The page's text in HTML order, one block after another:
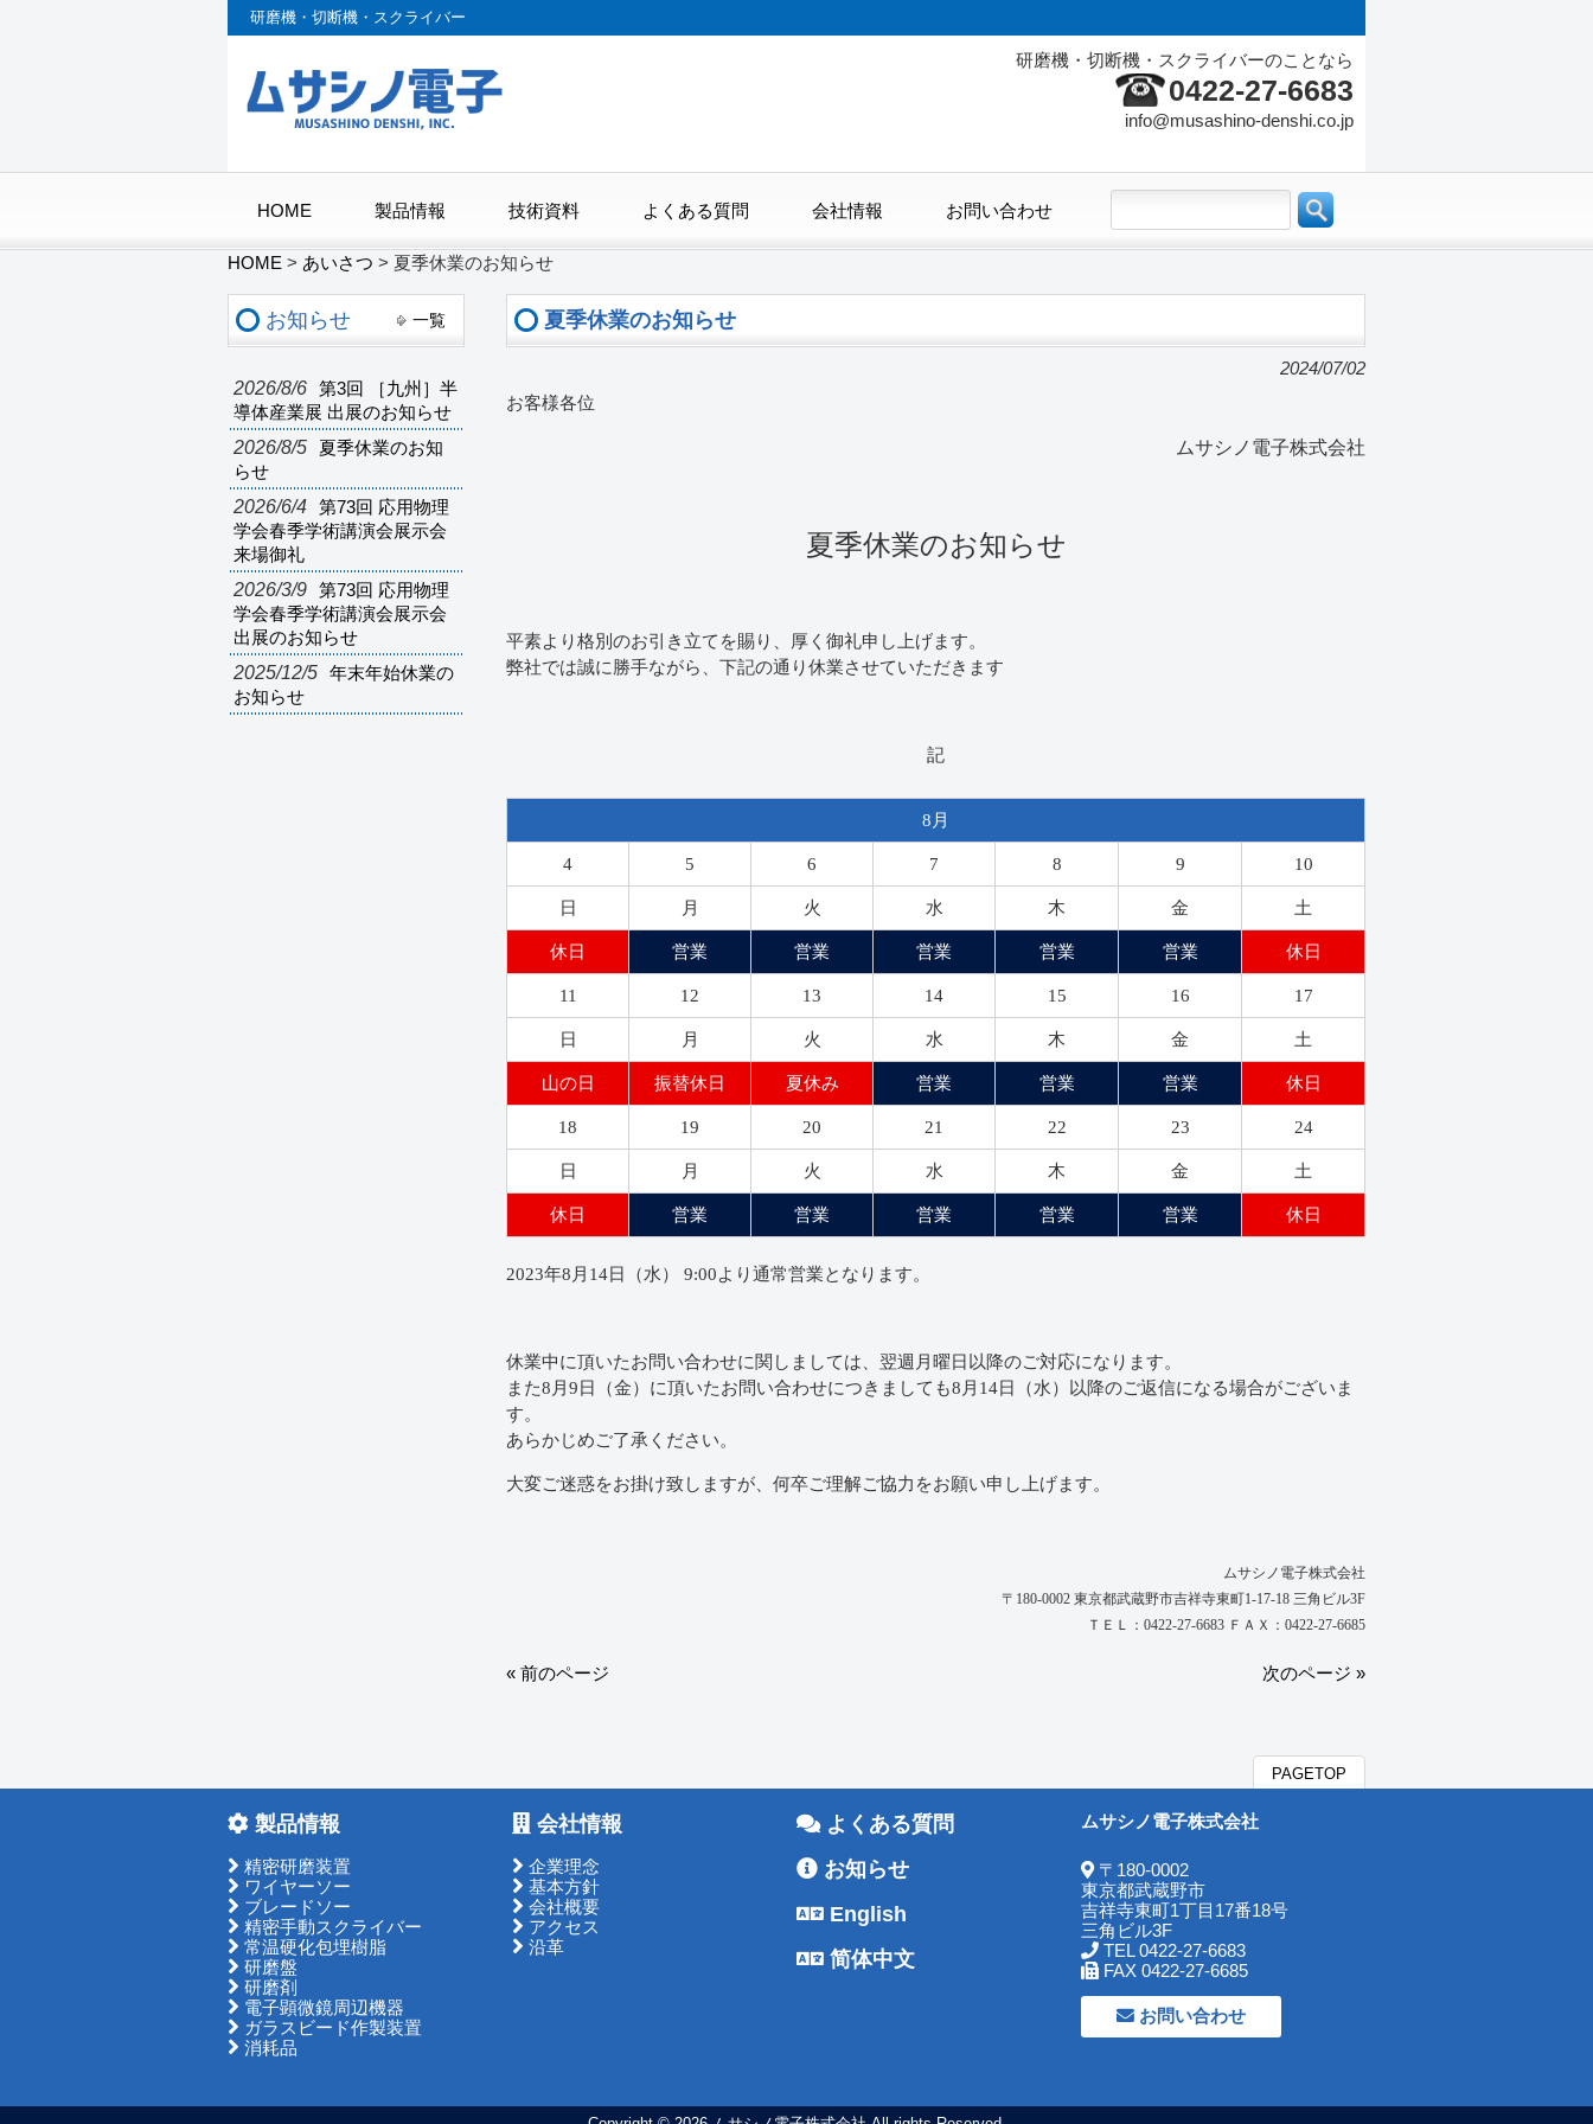
研磨機・切断機・スクライバー
研磨機・切断機・スクライバーのことなら
0422-27-6683
info@musashino-denshi.co.jp
HOME 製品情報 技術資料 よくある質問 会社情報 お問い合わせ
HOME > あいさつ > 夏季休業のお知らせ
夏季休業のお知らせ
2024/07/02
お客様各位
ムサシノ電子株式会社
夏季休業のお知らせ
平素より格別のお引き立てを賜り、厚く御礼申し上げます。
弊社では誠に勝手ながら、下記の通り休業させていただきます
記
8月
4 5 6 7 8 9 10
日 月 火 水 木 金 土
休日 営業 営業 営業 営業 営業 休日
11 12 13 14 15 16 17
日 月 火 水 木 金 土
山の日 振替休日 夏休み 営業 営業 営業 休日
18 19 20 21 22 23 24
日 月 火 水 木 金 土
休日 営業 営業 営業 営業 営業 休日
2023年8月14日（水） 9:00より通常営業となります。
休業中に頂いたお問い合わせに関しましては、翌週月曜日以降のご対応になります。
また8月9日（金）に頂いたお問い合わせにつきましても8月14日（水）以降のご返信になる場合がございま
す。
あらかじめご了承ください。
大変ご迷惑をお掛け致しますが、何卒ご理解ご協力をお願い申し上げます。
ムサシノ電子株式会社
〒180-0002 東京都武蔵野市吉祥寺東町1-17-18 三角ビル3F
ＴＥＬ：0422-27-6683 ＦＡＸ：0422-27-6685
« 前のページ 次のページ »
お知らせ 一覧
2026/8/6
第3回 ［九州］半
導体産業展 出展のお知らせ
2026/8/5
夏季休業のお知
らせ
2026/6/4
第73回 応用物理
学会春季学術講演会展示会
来場御礼
2026/3/9
第73回 応用物理
学会春季学術講演会展示会
出展のお知らせ
2025/12/5
年末年始休業の
お知らせ
PAGETOP
製品情報
精密研磨装置
ワイヤーソー
ブレードソー
精密手動スクライバー
常温硬化包埋樹脂
研磨盤
研磨剤
電子顕微鏡周辺機器
ガラスビード作製装置
消耗品
会社情報
企業理念
基本方針
会社概要
アクセス
沿革
よくある質問
お知らせ
English
简体中文
ムサシノ電子株式会社
〒180-0002
東京都武蔵野市
吉祥寺東町1丁目17番18号
三角ビル3F
TEL 0422-27-6683
FAX 0422-27-6685
お問い合わせ